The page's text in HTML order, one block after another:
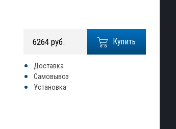
Купить
6264 руб.
Доставка
Самовывоз
Установка